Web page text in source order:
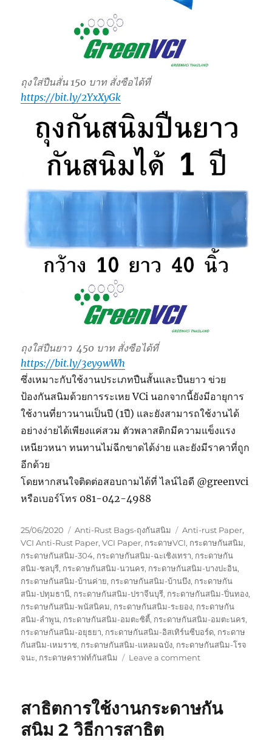
ถุงใส่ปืนสั่น 150 บาท สั่งซือได้ที่
https://bit.ly/2YxXyGk
ถุงใส่ปืนยาว 450 บาท สั่งซือได้ที่
https://bit.ly/3ey9wWh
ซึ่งเหมาะกับใช้งานประเภทปืนสั้นและปืนยาว ข่วย
ป้องกันสนิมด้วยการระเหย VCi นอกจากนี้ยังมีอายุการ
ใช้งานที่ยาวนานเป็นปี (1ปี) และยังสามารถใช้งานได้
อย่างง่ายได้เพียงแค่สวม ตัวพลาสติกมีความแข็งแรง
เหนียวหนา ทนทานไม่ฉีกขาดได้ง่าย และยังมีราคาที่ถูก
อีกด้วย
โดยหากสนใจติดต่อสอบถามได้ที่ ไลน์ไอดี @greenvci
หรือเบอร์โทร 081-042-4988
Posted
on
25/06/2020 Categories
Anti-Rust Bags-ถุงกันสนิม Tags
Anti-rust Paper,
VCI Anti-Rust Paper,VCI Paper, กระดาษVCI, กระดาษกันสนิม,
กระดาษกันสนิม-304, กระดาษกันสนิม-ฉะเชิงเทรา, กระดาษกัน
สนิม-ชลบุรี, กระดาษกันสนิม-นวนคร, กระดาษกันสนิม-บางปะอิน,
กระดาษกันสนิม-บ้านค่าย, กระดาษกันสนิม-บ้านบึง, กระดาษกัน
สนิม-ปทุมธานี, กระดาษกันสนิม-ปราจีนบุรี, กระดาษกันสนิม-ปิ่นทอง,
กระดาษกันสนิม-พนัสนิคม, กระดาษกันสนิม-ระยอง, กระดาษกัน
สนิม-ลำพูน, กระดาษกันสนิม-อมตะซิตี้, กระดาษกันสนิม-อมตะนคร,
กระดาษกันสนิม-อยุธยา, กระดาษกันสนิม-อิสเทิร์นซีบอร์ด, กระดาษ
กันสนิม-เหมราช, กระดาษกันสนิม-แหลมฉบัง, กระดาษกันสนิม-โรจ
จนะ, กระดาษคราฟท์กันสนิม Leave a commenton
สำหรับ
สาธิตการใช้งานกระดาษกัน
สนิม 2 วิธีการสาธิต